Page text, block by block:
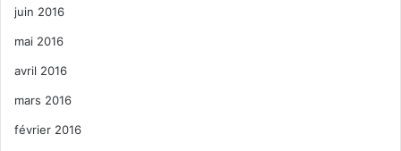
juin 2016
mai 2016
avril 2016
mars 2016
février 2016